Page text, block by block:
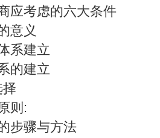
应考虑的六大条件
意义
系建立
的建立
则:
步骤与方法